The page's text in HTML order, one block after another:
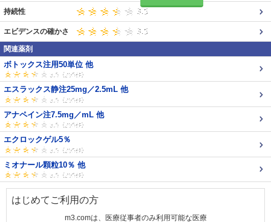
持続性
エビデンスの確かさ
関連薬剤
ボトックス注用50単位 他
エスラックス静注25mg／2.5mL 他
アナペイン注7.5mg／mL 他
エクロックゲル5％
ミオナール顆粒10％ 他
はじめてご利用の方
m3.comは、医療従事者のみ利用可能な医療